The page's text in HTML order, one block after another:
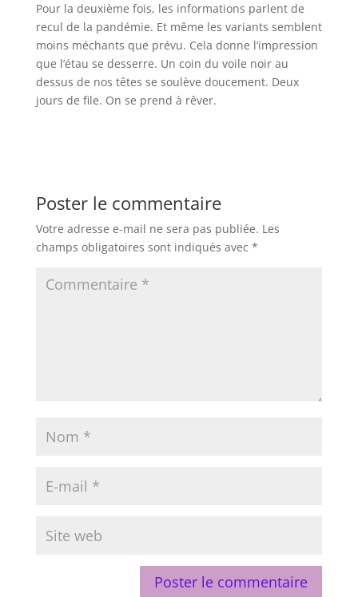
Pour la deuxième fois, les informations parlent de
recul de la pandémie. Et même les variants semblent
moins méchants que prévu. Cela donne l’impression
que l’étau se desserre. Un coin du voile noir au
dessus de nos têtes se soulève doucement. Deux
jours de file. On se prend à rêver.
Poster le commentaire
Votre adresse e-mail ne sera pas publiée. Les
champs obligatoires sont indiqués avec *